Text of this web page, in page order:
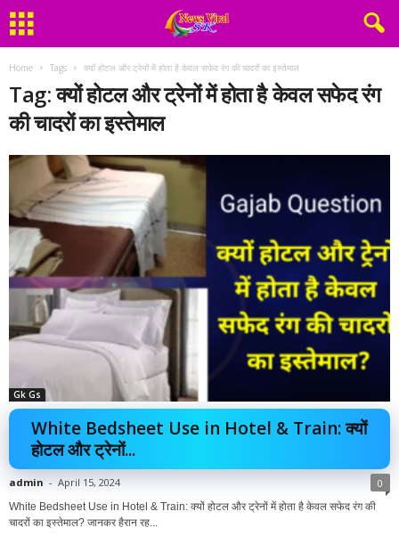
Home Tags क्यों होटल और ट्रेनों में होता है केवल सफेद रंग की चादरों का इस्तेमाल
Tag: क्यों होटल और ट्रेनों में होता है केवल सफेद रंग
की चादरों का इस्तेमाल
Gk Gs
White Bedsheet Use in Hotel & Train: क्यों
होटल और ट्रेनों...
admin - April 15, 2024 0
White Bedsheet Use in Hotel & Train: क्यों होटल और ट्रेनों में होता है केवल सफेद रंग की
चादरों का इस्तेमाल? जानकर हैरान रह...